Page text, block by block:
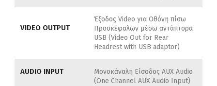
VIDEO OUTPUT
Έξοδος Video για Οθόνη πίσω
Προσκέφαλων μέσω αντάπτορα
USB (Video Out for Rear
Headrest with USB adaptor)
AUDIO INPUT
Μονοκάναλη Είσοδος AUX Audio
(One Channel AUX Audio Input)